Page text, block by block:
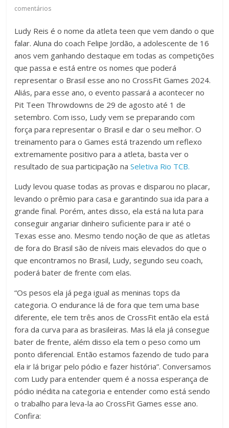
comentários
Ludy Reis é o nome da atleta teen que vem dando o que
falar. Aluna do coach Felipe Jordão, a adolescente de 16
anos vem ganhando destaque em todas as competições
que passa e está entre os nomes que poderá
representar o Brasil esse ano no CrossFit Games 2024.
Aliás, para esse ano, o evento passará a acontecer no
Pit Teen Throwdowns de 29 de agosto até 1 de
setembro. Com isso, Ludy vem se preparando com
força para representar o Brasil e dar o seu melhor. O
treinamento para o Games está trazendo um reflexo
extremamente positivo para a atleta, basta ver o
resultado de sua participação naSeletiva Rio TCB.
Ludy levou quase todas as provas e disparou no placar,
levando o prêmio para casa e garantindo sua ida para a
grande final. Porém, antes disso, ela está na luta para
conseguir angariar dinheiro suficiente para ir até o
Texas esse ano. Mesmo tendo noção de que as atletas
de fora do Brasil são de níveis mais elevados do que o
que encontramos no Brasil, Ludy, segundo seu coach,
poderá bater de frente com elas.
“Os pesos ela já pega igual as meninas tops da
categoria. O endurance lá de fora que tem uma base
diferente, ele tem três anos de CrossFit então ela está
fora da curva para as brasileiras. Mas lá ela já consegue
bater de frente, além disso ela tem o peso como um
ponto diferencial. Então estamos fazendo de tudo para
ela ir lá brigar pelo pódio e fazer história”. Conversamos
com Ludy para entender quem é a nossa esperança de
pódio inédita na categoria e entender como está sendo
o trabalho para leva-la ao CrossFit Games esse ano.
Confira: